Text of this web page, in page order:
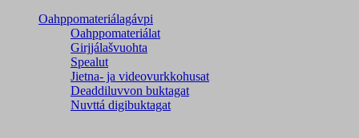
Oahppomateriálagávpi
Oahppomateriálat
Girjjálašvuohta
Spealut
Jietna- ja videovurkkohusat
Deaddiluvvon buktagat
Nuvttá digibuktagat